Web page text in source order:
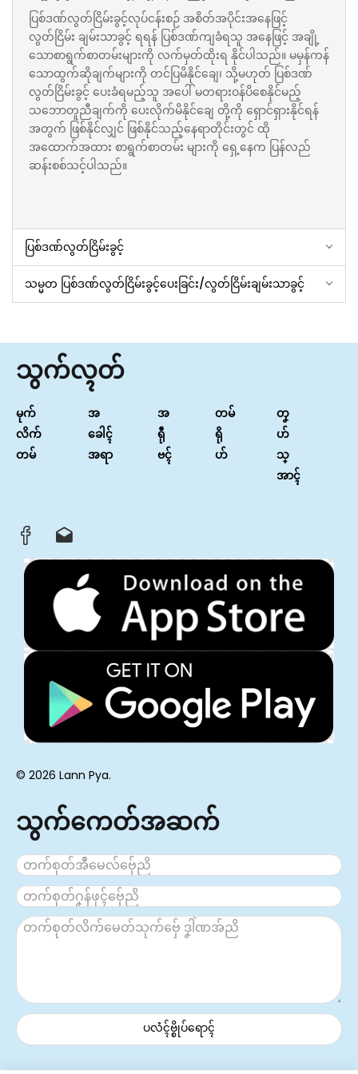
ပြစ်ဒဏ်လွတ်ငြိမ်းခွင့်လုပ်ငန်းစဉ် အစိတ်အပိုင်းအနေဖြင့်
လွတ်ငြိမ်း ချမ်းသာခွင့် ရရန် ပြစ်ဒဏ်ကျခံရသူ အနေဖြင့် အချို့
သောစာရွက်စာတမ်းများကို လက်မှတ်ထိုးရ နိုင်ပါသည်။ မမှန်ကန်
သောထွက်ဆိုချက်များကို တင်ပြမိနိုင်ချေ၊ သို့မဟုတ် ပြစ်ဒဏ်
လွတ်ငြိမ်းခွင့် ပေးခံရမည့်သူ အပေါ် မတရားဝန်ပိစေနိုင်မည့်
သဘောတူညီချက်ကို ပေးလိုက်မိနိုင်ချေ တို့ကို ရှောင်ရှားနိုင်ရန်
အတွက် ဖြစ်နိုင်လျှင် ဖြစ်နိုင်သည့်နေရာတိုင်းတွင် ထို
အထောက်အထား စာရွက်စာတမ်း များကို ရှေ့နေက ပြန်လည်
ဆန်းစစ်သင့်ပါသည်။
ပြစ်ဒဏ်လွတ်ငြိမ်းခွင့်
သမ္မတ ပြစ်ဒဏ်လွတ်ငြိမ်းခွင့်ပေးခြင်း/လွတ်ငြိမ်းချမ်းသာခွင့်
သွက်လ္ၚတ်
မုက်
လိက်
တမ်
အ
ခေါၚ်
အရာ
အ
ရီု
ဗၚ်
တမ်
ရို
ဟ်
တၞ
ဟ်
သ္
အာၚ်
© 2026 Lann Pya.
သွက်ကေတ်အဆက်